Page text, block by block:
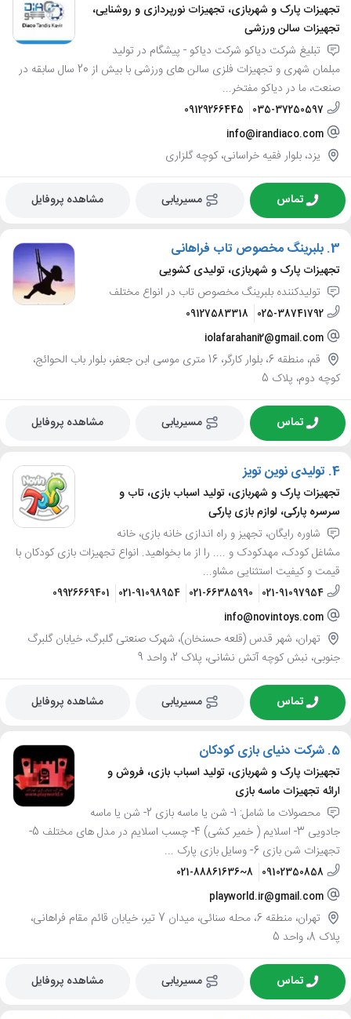
تجهیزات پارک و شهربازی، تجهیزات نورپردازی و روشنایی،
تجهیزات سالن ورزشی
تبلیغ شرکت دیاکو شرکت دیاکو - پیشگام در تولید
مبلمان شهری و تجهیزات فلزی سالن های ورزشی با بیش از 20 سال سابقه در
صنعت، ما در دیاکو مفتخر...
035-37250597
09129266445
info@irandiaco.com
یزد، بلوار فقیه خراسانی، کوچه گلزاری
تماس مسیریابی مشاهده پروفایل
3. بلبرینگ مخصوص تاب فراهانی
تجهیزات پارک و شهربازی، تولیدی کشویی
تولیدکننده بلبرینگ مخصوص تاب در انواع مختلف
025-38741792
09127583318
iolafarahani2@gmail.com
قم، منطقه 6، بلوار کارگر، 16 متری موسی ابن جعفر، بلوار باب الحوائج،
کوچه دوم، پلاک 5
تماس مسیریابی مشاهده پروفایل
4. تولیدی نوین تویز
تجهیزات پارک و شهربازی، تولید اسباب بازی، تاب و
سرسره پارکی، لوازم بازی پارکی
شاوره رایگان، تجهیز و راه اندازی خانه بازی، خانه
مشاغل کودک، مهدکودک و .... را از ما بخواهید. انواع تجهیزات بازی کودکان با
قیمت و کیفیت استثنایی مشاو...
021-91097954
021-66385990
021-91098954
09926669401
info@novintoys.com
تهران، شهر قدس (قلعه حسنخان)، شهرک صنعتی گلبرگ، خیابان گلبرگ
جنوبی، نبش کوچه آتش نشانی، پلاک 2، واحد 9
تماس مسیریابی مشاهده پروفایل
5. شرکت دنیای بازی کودکان
تجهیزات پارک و شهربازی، تولید اسباب بازی، فروش و
ارائه تجهیزات ماسه بازی
محصولات ما شامل: 1- شن یا ماسه بازی 2- شن یا ماسه
جادویی 3- اسلایم ( خمیر کشی) 4- چسب اسلایم در مدل های مختلف 5-
تجهیزات شن بازی 6- وسایل بازی پارک ...
09102350858
021-88861636~8
playworld.ir@gmail.com
تهران، منطقه 6، محله سنائی، میدان 7 تیر، خیابان قائم مقام فراهانی،
پلاک 8، واحد 5
تماس مسیریابی مشاهده پروفایل